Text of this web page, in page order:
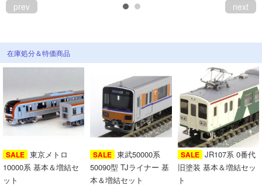
prev next
在庫処分＆特価商品
SALE 東京メトロ
10000系 基本＆増結セ
ット
SALE 東武50000系
50090型 TJライナー 基
本＆増結セット
SALE JR107系 0番代
旧塗装 基本＆増結セッ
ト